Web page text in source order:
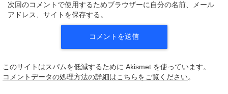
次回のコメントで使用するためブラウザーに自分の名前、メール
アドレス、サイトを保存する。
このサイトはスパムを低減するために Akismet を使っています。
コメントデータの処理方法の詳細はこちらをご覧ください。